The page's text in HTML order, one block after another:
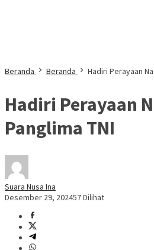
Beranda Beranda Hadiri Perayaan
Hadiri Perayaan
Panglima TNI
Suara Nusa Ina
Desember 29, 202457 Dilihat